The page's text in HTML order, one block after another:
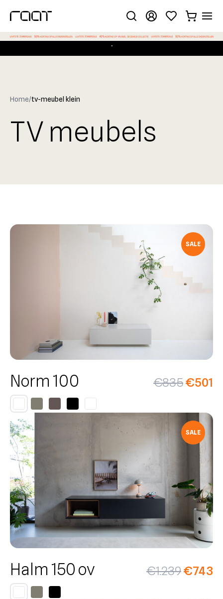
.
Home/tv-meubel klein
TV meubels
SALE
Norm 100 €835€501
SALE
Halm 150 ov €1.239€743